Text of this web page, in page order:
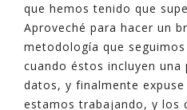
que hemos tenido que
Aproveché para hacer un
metodología que
cuando éstos incluyen
datos, y finalmente
estamos trabajando, y los